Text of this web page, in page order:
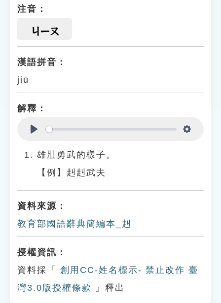
注音：
ㄐㄧㄡ
漢語拼音：
jiū
解釋：
雄壯勇武的樣子。
【例】赳赳武夫
資料來源：
教育部國語辭典簡編本_赳
授權資訊：
資料採「
創用CC-姓名標示- 禁止改作 臺
灣3.0版授權條款
」釋出